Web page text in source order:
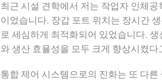
최근 시설 견학에서 저는 작업자 인체
이었습니다. 장갑 포트 위치는 장시간
로 세심하게 최적화되어 있었습니다.
와 생산 효율성을 모두 크게 향상시켰다
통합 제어 시스템으로의 진화는 또 다